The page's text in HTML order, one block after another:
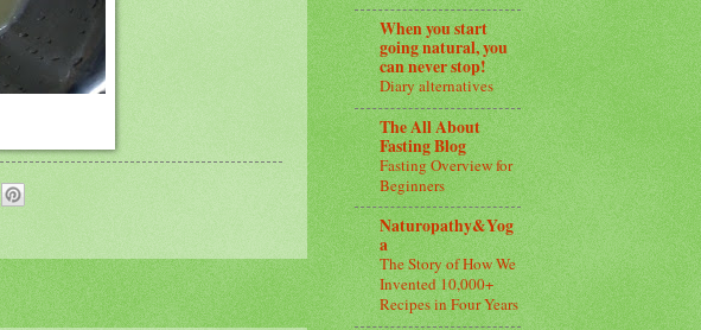
When you start
going natural, you
can never stop!
Diary alternatives
The All About
Fasting Blog
Fasting Overview for
Beginners
Naturopathy&Yog
a
The Story of How We
Invented 10,000+
Recipes in Four Years